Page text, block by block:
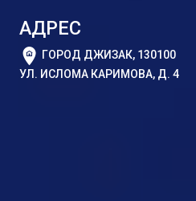
АДРЕС
ГОРОД ДЖИЗАК, 130100
УЛ. ИСЛОМА КАРИМОВА, Д. 4